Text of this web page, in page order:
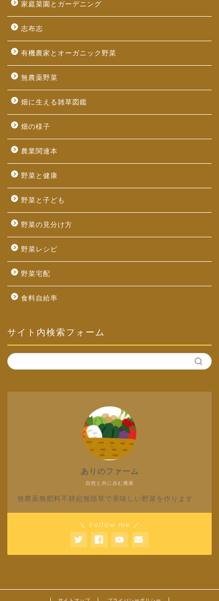
家庭菜園とガーデニング
志布志
有機農家とオーガニック野菜
無農薬野菜
畑に生える雑草図鑑
畑の様子
農業関連本
野菜と健康
野菜と子ども
野菜の見分け方
野菜レシピ
野菜宅配
食料自給率
サイト内検索フォーム
自然と共に歩む農家
ありのファーム
無農薬無肥料不耕起無除草で美味しい野菜を作ります
＼ Follow me ／